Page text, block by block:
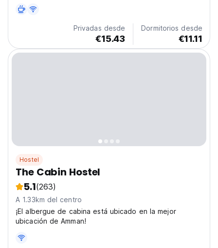
con vistas a la ciudadela de Ammán y un acogedor
Privadas desde
€15.43
Dormitorios desde
€11.11
Hostel
The Cabin Hostel
5.1(263)
A 1.33km del centro
¡El albergue de cabina está ubicado en la mejor
ubicación de Amman!